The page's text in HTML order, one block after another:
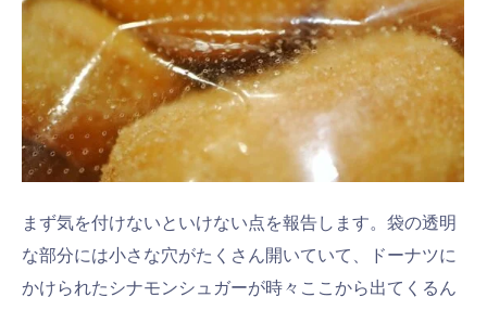
まず気を付けないといけない点を報告します。袋の透明
な部分には小さな穴がたくさん開いていて、ドーナツに
かけられたシナモンシュガーが時々ここから出てくるん